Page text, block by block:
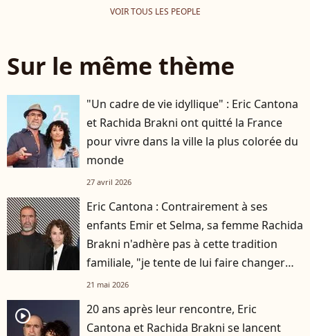
VOIR TOUS LES PEOPLE
Sur le même thème
"Un cadre de vie idyllique" : Eric Cantona
et Rachida Brakni ont quitté la France
pour vivre dans la ville la plus colorée du
monde
27 avril 2026
Eric Cantona : Contrairement à ses
enfants Emir et Selma, sa femme Rachida
Brakni n'adhère pas à cette tradition
familiale, "je tente de lui faire changer
d'avis"
21 mai 2026
player2
20 ans après leur rencontre, Eric
Cantona et Rachida Brakni se lancent